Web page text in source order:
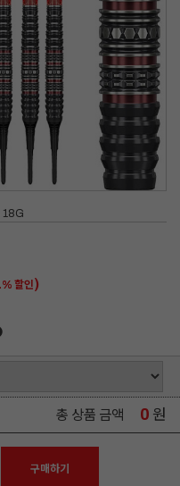
18G
% 할인)
총 상품 금액 0 원
구매하기